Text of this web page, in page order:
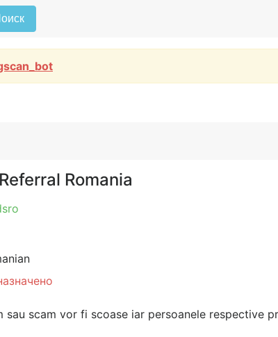
Romania
scam vor fi scoase iar persoanele respective